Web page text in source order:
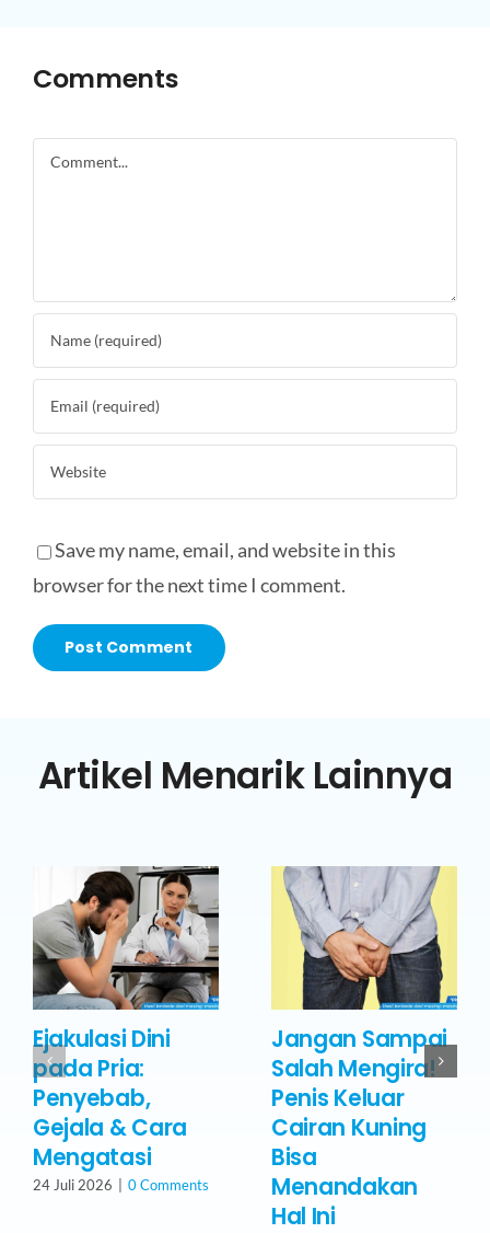
Comments
Comment
Save my name, email, and website in this
browser for the next time I comment.
Artikel Menarik Lainnya
Ejakulasi Dini
pada Pria:
Penyebab,
Gejala & Cara
Mengatasi
24 Juli 2026 0 Comments
Jangan Sampai
Salah Mengira!
Penis Keluar
Cairan Kuning
Bisa
Menandakan
Hal Ini